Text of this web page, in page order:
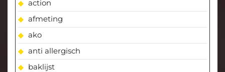
action
afmeting
ako
anti allergisch
baklijst